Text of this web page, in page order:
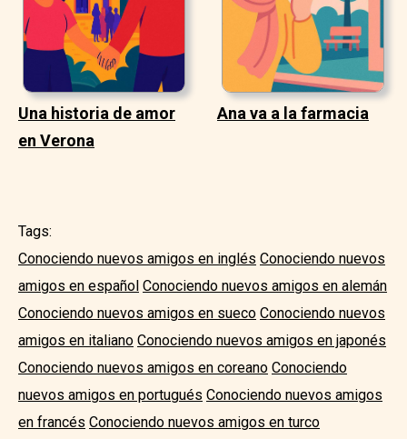
Una historia de amor
en Verona
Ana va a la farmacia
Tags:
Conociendo nuevos amigos en inglés Conociendo nuevos
amigos en español Conociendo nuevos amigos en alemán
Conociendo nuevos amigos en sueco Conociendo nuevos
amigos en italiano Conociendo nuevos amigos en japonés
Conociendo nuevos amigos en coreano Conociendo
nuevos amigos en portugués Conociendo nuevos amigos
en francés Conociendo nuevos amigos en turco